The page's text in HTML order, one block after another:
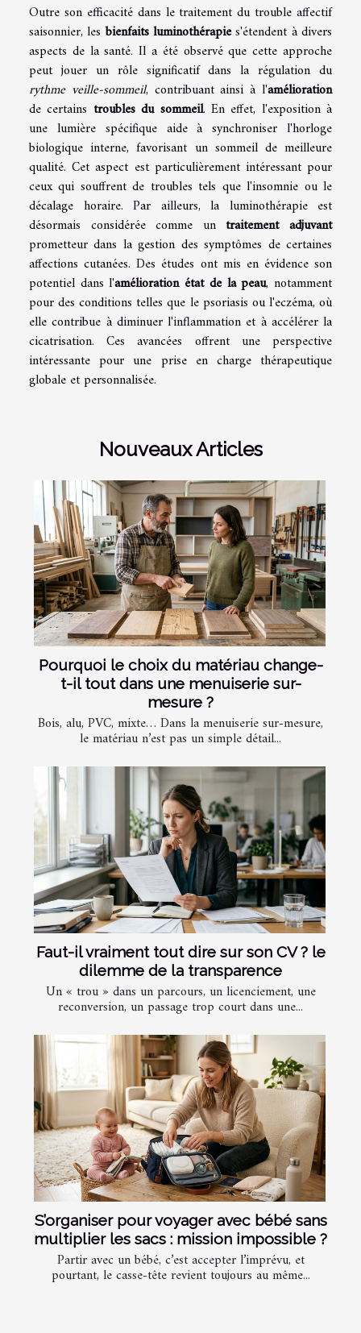
Outre son efficacité dans le traitement du trouble affectif
saisonnier, lesbienfaits luminothérapies'étendent à divers
aspects de la santé. Il a été observé que cette approche
peut jouer un rôle significatif dans la régulation du
rythme veille-sommeil, contribuant ainsi à l'amélioration
de certains troubles du sommeil. En effet, l'exposition à
une lumière spécifique aide à synchroniser l'horloge
biologique interne, favorisant un sommeil de meilleure
qualité. Cet aspect est particulièrement intéressant pour
ceux qui souffrent de troubles tels que l'insomnie ou le
décalage horaire. Par ailleurs, la luminothérapie est
désormais considérée comme untraitement adjuvant
prometteur dans la gestion des symptômes de certaines
affections cutanées. Des études ont mis en évidence son
potentiel dans l'amélioration état de la peau, notamment
pour des conditions telles que le psoriasis ou l'eczéma, où
elle contribue à diminuer l'inflammation et à accélérer la
cicatrisation. Ces avancées offrent une perspective
intéressante pour une prise en charge thérapeutique
globale et personnalisée.
Nouveaux Articles
Pourquoi le choix du matériau change-
t-il tout dans une menuiserie sur-
mesure ?
Bois, alu, PVC, mixte… Dans la menuiserie sur-mesure,
le matériau n’est pas un simple détail...
Faut-il vraiment tout dire sur son CV ? le
dilemme de la transparence
Un « trou » dans un parcours, un licenciement, une
reconversion, un passage trop court dans une...
S’organiser pour voyager avec bébé sans
multiplier les sacs : mission impossible ?
Partir avec un bébé, c’est accepter l’imprévu, et
pourtant, le casse-tête revient toujours au même...